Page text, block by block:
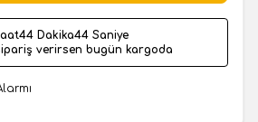
44 Dakika43 Saniye
verirsen bugün kargoda